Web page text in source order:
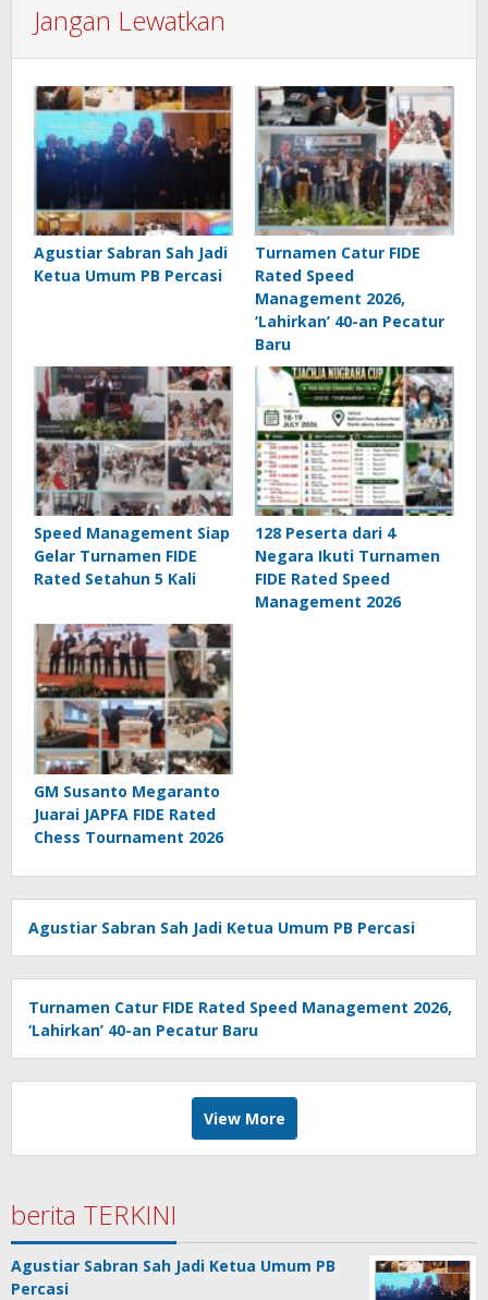
Jangan Lewatkan
Agustiar Sabran Sah Jadi
Ketua Umum PB Percasi
Turnamen Catur FIDE
Rated Speed
Management 2026,
‘Lahirkan’ 40-an Pecatur
Baru
Speed Management Siap
Gelar Turnamen FIDE
Rated Setahun 5 Kali
128 Peserta dari 4
Negara Ikuti Turnamen
FIDE Rated Speed
Management 2026
GM Susanto Megaranto
Juarai JAPFA FIDE Rated
Chess Tournament 2026
Agustiar Sabran Sah Jadi Ketua Umum PB Percasi
Turnamen Catur FIDE Rated Speed Management 2026,
‘Lahirkan’ 40-an Pecatur Baru
View More
berita TERKINI
Agustiar Sabran Sah Jadi Ketua Umum PB
Percasi